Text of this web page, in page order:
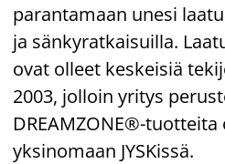
parantamaan unesi
ja sänkyratkaisuilla.
ovat olleet keskeisiä
2003, jolloin yritys
DREAMZONE®-tuotteita
yksinomaan JYSKissä.